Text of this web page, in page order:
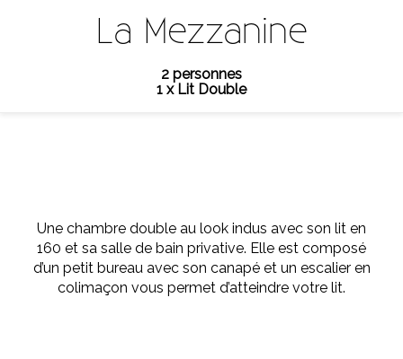
La Mezzanine
2 personnes
1 x Lit Double
Une chambre double au look indus avec son lit en
160 et sa salle de bain privative. Elle est composé
d’un petit bureau avec son canapé et un escalier en
colimaçon vous permet d’atteindre votre lit.